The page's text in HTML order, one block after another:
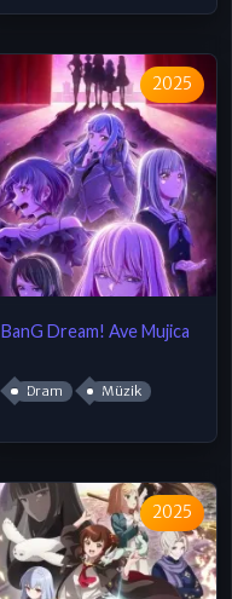
2025
BanG Dream! Ave Mujica
Dram Müzik
2025